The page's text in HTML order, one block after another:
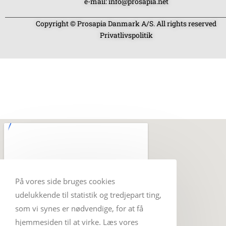
Copyright © Prosapia Danmark A/S. All rights reserved
Privatlivspolitik
På vores side bruges cookies
udelukkende til statistik og tredjepart ting,
som vi synes er nødvendige, for at få
hjemmesiden til at virke. Læs vores